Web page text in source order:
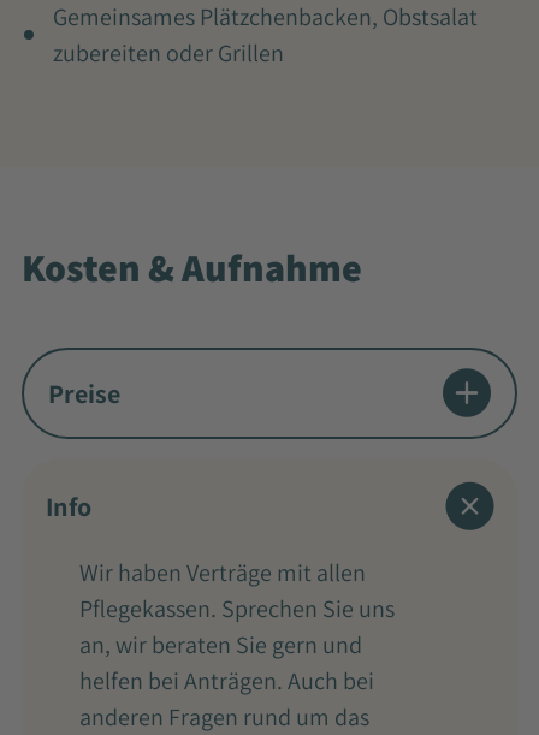
Gemeinsames Plätzchenbacken, Obstsalat
zubereiten oder Grillen
Kosten & Aufnahme
Preise
Info
Wir haben Verträge mit allen
Pflegekassen. Sprechen Sie uns
an, wir beraten Sie gern und
helfen bei Anträgen. Auch bei
anderen Fragen rund um das